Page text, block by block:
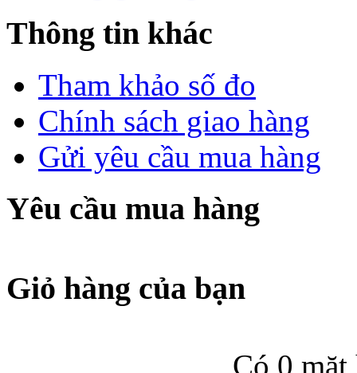
Thông tin khác
Tham khảo số đo
Chính sách giao hàng
Gửi yêu cầu mua hàng
Yêu cầu mua hàng
Giỏ hàng của bạn
Có 0